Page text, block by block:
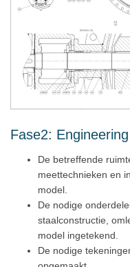
Fase2: Engineering
De betreffende
meettechnieken en
model.
De nodige
staalconstructie,
model ingetekend.
De nodige